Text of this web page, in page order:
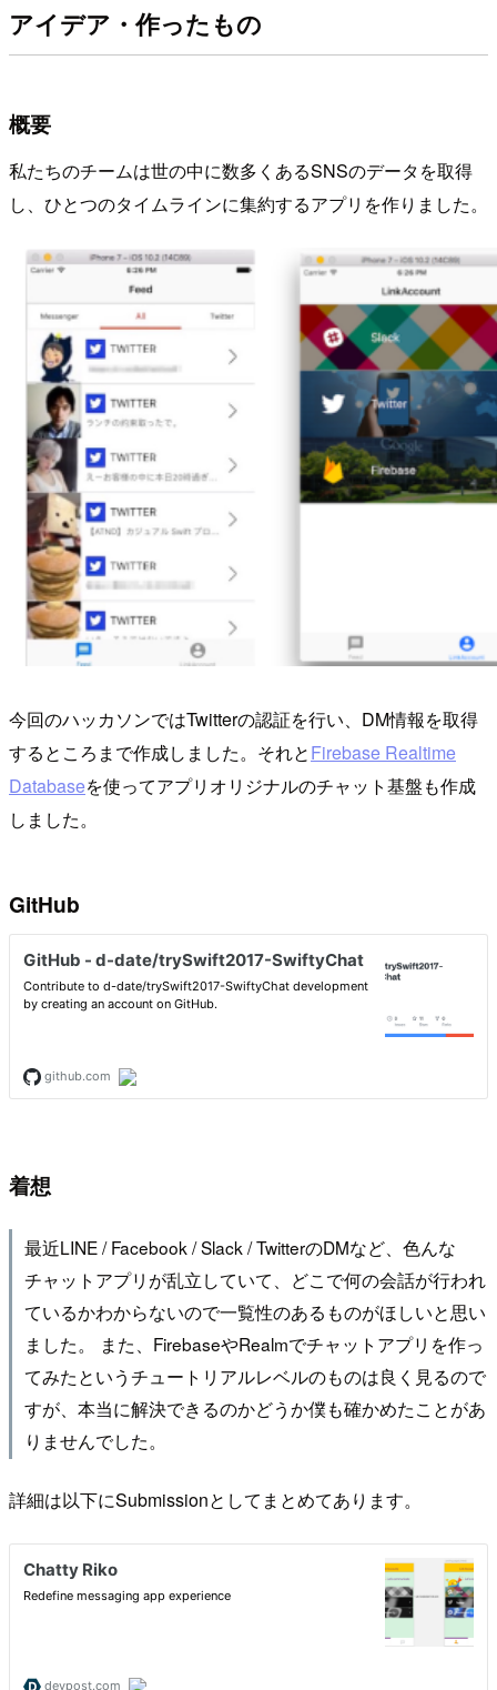
アイデア・作ったもの
概要
私たちのチームは世の中に数多くあるSNSのデータを取得
し、ひとつのタイムラインに集約するアプリを作りました。
今回のハッカソンではTwitterの認証を行い、DM情報を取得
するところまで作成しました。それとFirebase Realtime
Databaseを使ってアプリオリジナルのチャット基盤も作成
しました。
GitHub
着想
最近LINE / Facebook / Slack / TwitterのDMなど、色んな
チャットアプリが乱立していて、どこで何の会話が行われ
ているかわからないので一覧性のあるものがほしいと思い
ました。 また、FirebaseやRealmでチャットアプリを作っ
てみたというチュートリアルレベルのものは良く見るので
すが、本当に解決できるのかどうか僕も確かめたことがあ
りませんでした。
詳細は以下にSubmissionとしてまとめてあります。